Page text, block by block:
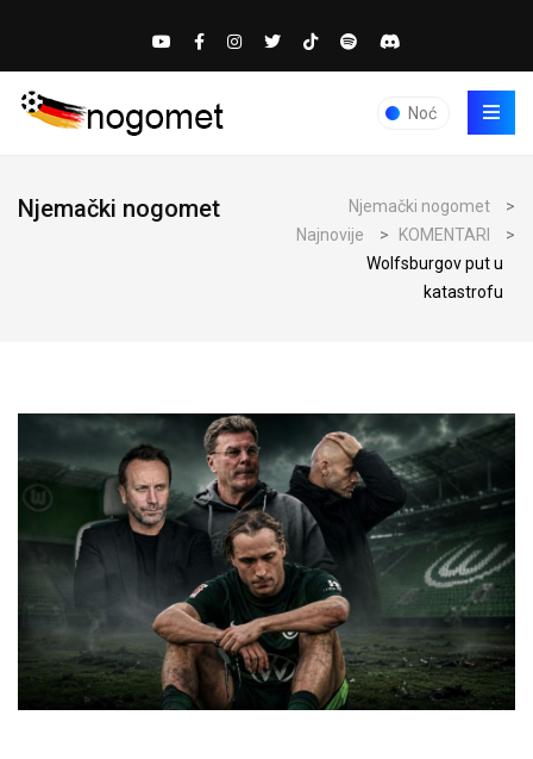
Noć
Njemački nogomet Njemački nogomet
>
Najnovije
> KOMENTARI
>
Wolfsburgov put u
katastrofu